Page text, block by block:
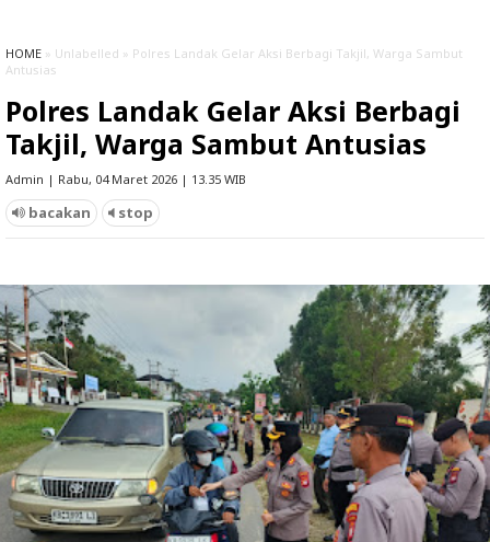
HOME » Unlabelled » Polres Landak Gelar Aksi Berbagi Takjil, Warga Sambut
Antusias
Polres Landak Gelar Aksi Berbagi
Takjil, Warga Sambut Antusias
Admin | Rabu, 04 Maret 2026 | 13.35 WIB
bacakan stop